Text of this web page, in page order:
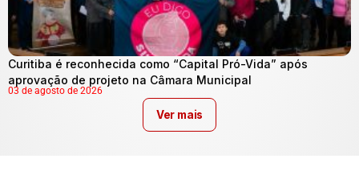
Curitiba é reconhecida como “Capital Pró-Vida” após
aprovação de projeto na Câmara Municipal
03 de agosto de 2026
Ver mais